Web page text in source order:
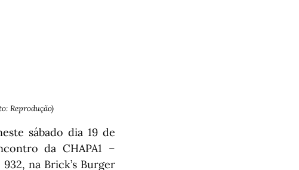
Reprodução)
sábado dia 19 de
da CHAPA1 –
na Brick’s Burger